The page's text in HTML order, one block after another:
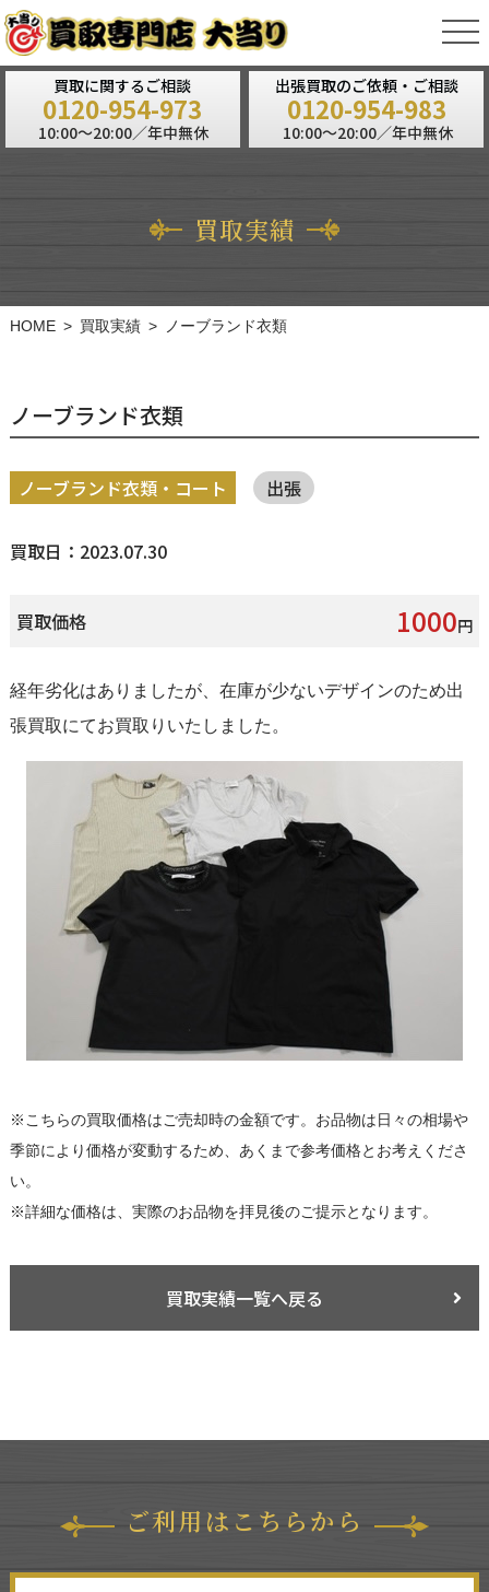
買取に関するご相談
0120-954-973
10:00～20:00／年中無休
出張買取のご依頼・ご相談
0120-954-983
10:00～20:00／年中無休
買取実績
HOME 買取実績 ノーブランド衣類
ノーブランド衣類
ノーブランド衣類・コート 出張
買取日：2023.07.30
買取価格 1000円
経年劣化はありましたが、在庫が少ないデザインのため出
張買取にてお買取りいたしました。
※こちらの買取価格はご売却時の金額です。お品物は日々の相場や
季節により価格が変動するため、あくまで参考価格とお考えくださ
い。
※詳細な価格は、実際のお品物を拝見後のご提示となります。
買取実績一覧へ戻る
ご利用はこちらから